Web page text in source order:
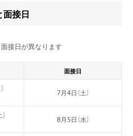
面接日
接日が異なります
面接日
7月4日（土）
8月5日（水）